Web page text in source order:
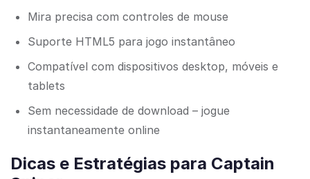
Mira precisa com controles de mouse
Suporte HTML5 para jogo instantâneo
Compatível com dispositivos desktop, móveis e
tablets
Sem necessidade de download – jogue
instantaneamente online
Dicas e Estratégias para Captain